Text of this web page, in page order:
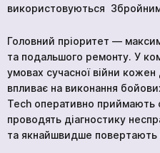
використовуються
Головний пріоритет —
та подальшого ремонту. У
умовах сучасної війни
впливає на виконання
Tech оперативно приймають
проводять діагностику
та якнайшвидше повертають